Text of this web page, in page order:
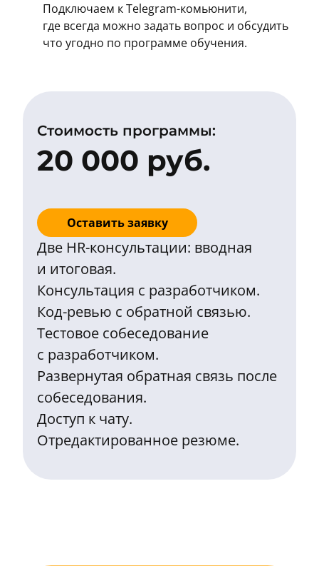
Подключаем к Telegram-комьюнити,
где всегда можно задать вопрос и обсудить
что угодно по программе обучения.
Стоимость программы:
20 000 руб.
Оставить заявку
Две HR-консультации: вводная
и итоговая.
Консультация с разработчиком.
Код-ревью с обратной связью.
Тестовое собеседование
с разработчиком.
Развернутая обратная связь после
собеседования.
Доступ к чату.
Отредактированное резюме.